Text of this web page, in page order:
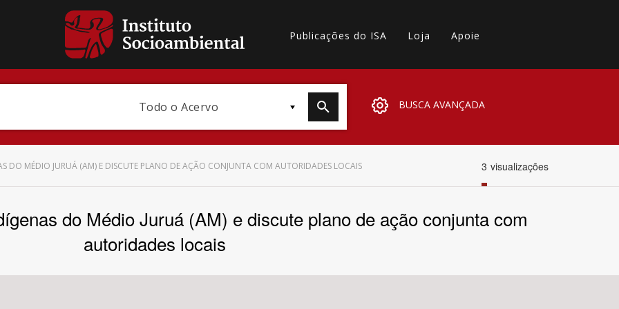
Publicações do ISA Loja Apoie
Todo o Acervo BUSCA AVANÇADA
Bioma / Bacia
DO MÉDIO JURUÁ (AM) E DISCUTE PLANO DE AÇÃO CONJUNTA COM AUTORIDADES LOCAIS 3 visualizações
do Médio Juruá (AM) e discute plano de ação conjunta com
autoridades locais